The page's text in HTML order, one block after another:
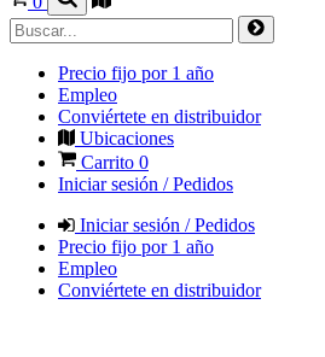
Precio fijo por 1 año
Empleo
Conviértete en distribuidor
Ubicaciones
Carrito 0
Iniciar sesión / Pedidos
Iniciar sesión / Pedidos
Precio fijo por 1 año
Empleo
Conviértete en distribuidor